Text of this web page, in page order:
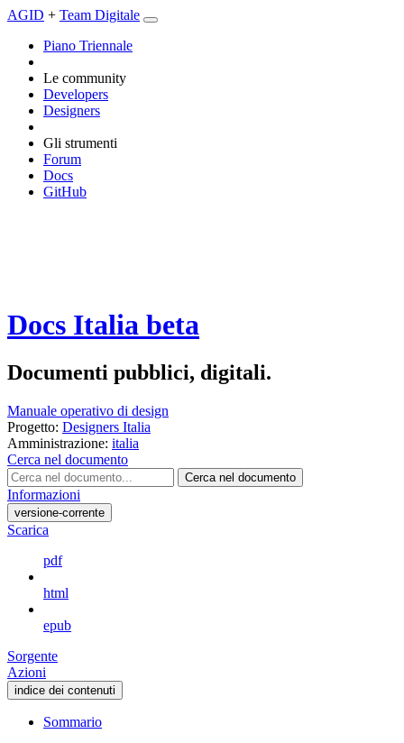
AGID + Team Digitale
Piano Triennale
Le community
Developers
Designers
Gli strumenti
Forum
Docs
GitHub
Docs Italia beta
Documenti pubblici, digitali.
Manuale operativo di design
Progetto: Designers Italia
Amministrazione: italia
Cerca nel documento
Cerca nel documento
Informazioni
versione-corrente
Scarica
pdf
html
epub
Sorgente
Azioni
indice dei contenuti
Sommario